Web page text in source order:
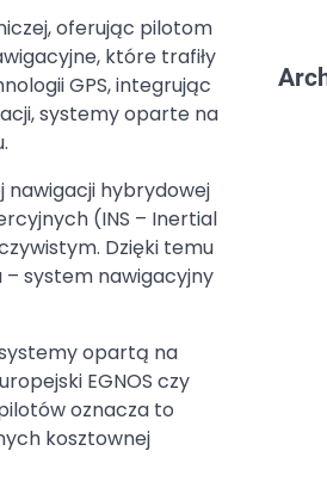
oferując pilotom
które trafiły
GPS, integrując
systemy oparte na
nawigacji hybrydowej
(INS – Inertial
Dzięki temu
system nawigacyjny
opartą na
EGNOS czy
oznacza to
kosztownej